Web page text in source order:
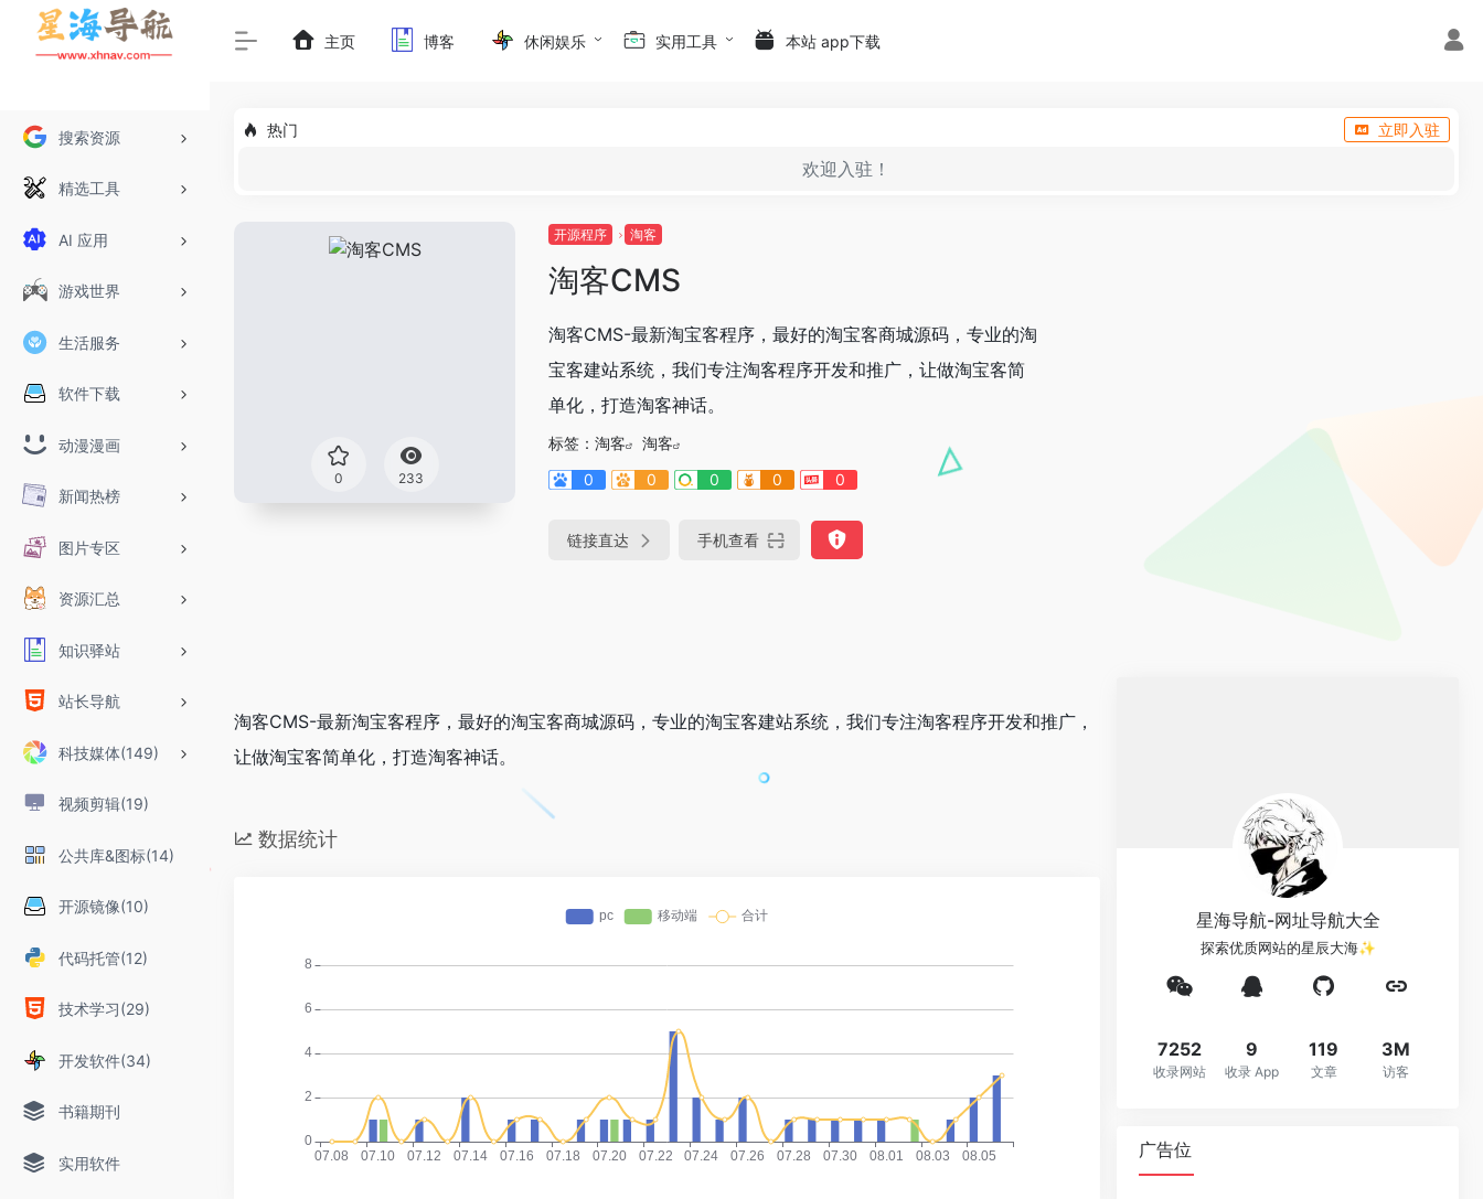
搜索资源
精选工具
AI 应用
游戏世界
生活服务
软件下载
动漫漫画
新闻热榜
图片专区
资源汇总
知识驿站
站长导航
科技媒体(149)
视频剪辑(19)
公共库&图标(14)
开源镜像(10)
代码托管(12)
技术学习(29)
开发软件(34)
书籍期刊
实用软件
主页 博客 休闲娱乐 实用工具 本站 app下载
热门 立即入驻
欢迎入驻！
0 233
开源程序 淘客
淘客CMS
淘客CMS-最新淘宝客程序，最好的淘宝客商城源码，专业的淘
宝客建站系统，我们专注淘客程序开发和推广，让做淘宝客简
单化，打造淘客神话。
标签： 淘客
淘客
0
0 0 0 0
链接直达 手机查看
淘客CMS-最新淘宝客程序，最好的淘宝客商城源码，专业的淘宝客建站系统，我们专注淘客程序开发和推广，
让做淘宝客简单化，打造淘客神话。
数据统计
星海导航-网址导航大全
探索优质网站的星辰大海✨
7252
收录网站
9
收录 App
119
文章
3M
访客
广告位